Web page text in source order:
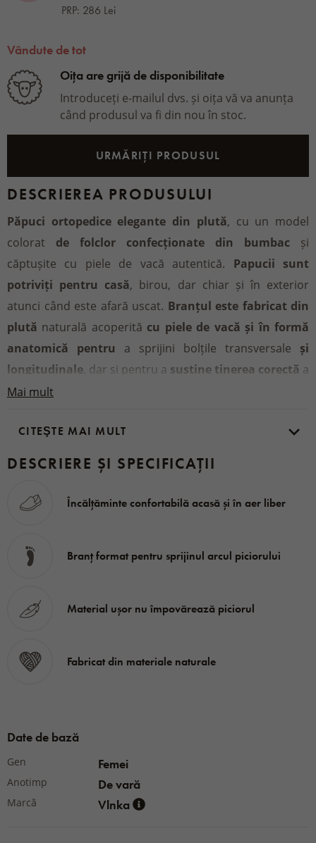
PRP: 286 Lei
Vândute de tot
Oița are grijă de disponibilitate
Introduceți e-mailul dvs. și oița vă va anunța
când produsul va fi din nou în stoc.
URMĂRIȚI PRODUSUL
DESCRIEREA PRODUSULUI
Păpuci ortopedice elegante din plută, cu un model
colorat de folclor confecționate din bumbac și
căptușite cu piele de vacă autentică. Papucii sunt
potriviți pentru casă, birou, dar chiar și în exterior
atunci când este afară uscat. Branțul este fabricat din
plută naturală acoperită cu piele de vacă și în formă
anatomică pentru a sprijini bolțile transversale și
longitudinale , dar și pentru a susține ținerea corectă a
coloanei
alpa este foarte rezistentă
, astfel că
aceste papuci devin un însoțitor indispensabil pentru
pas
Mai mult
CITEŞTE MAI MULT
DESCRIERE ȘI SPECIFICAȚII
Încălțăminte confortabilă acasă și în aer liber
Branț format pentru sprijinul arcul piciorului
Material ușor nu împovărează piciorul
Fabricat din materiale naturale
Date de bază
Gen Femei
Anotimp De vară
Marcă Vlnka